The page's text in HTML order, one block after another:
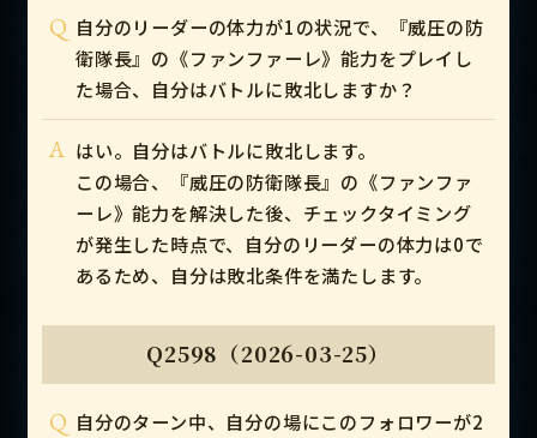
Q 自分のリーダーの体力が1の状況で、『威圧の防
衛隊長』の《ファンファーレ》能力をプレイし
た場合、自分はバトルに敗北しますか？
A はい。自分はバトルに敗北します。
この場合、『威圧の防衛隊長』の《ファンファ
ーレ》能力を解決した後、チェックタイミング
が発生した時点で、自分のリーダーの体力は0で
あるため、自分は敗北条件を満たします。
Q2598（2026-03-25）
Q 自分のターン中、自分の場にこのフォロワーが2